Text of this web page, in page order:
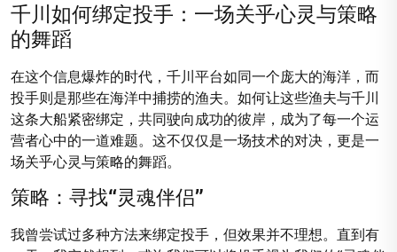
千川如何绑定投手：一场关乎心灵与策略
的舞蹈
在这个信息爆炸的时代，千川平台如同一个庞大的海洋，而
投手则是那些在海洋中捕捞的渔夫。如何让这些渔夫与千川
这条大船紧密绑定，共同驶向成功的彼岸，成为了每一个运
营者心中的一道难题。这不仅仅是一场技术的对决，更是一
场关乎心灵与策略的舞蹈。
策略：寻找“灵魂伴侣”
我曾尝试过多种方法来绑定投手，但效果并不理想。直到有